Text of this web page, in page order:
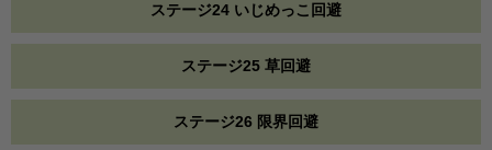
ステージ24 いじめっこ回避
ステージ25 草回避
ステージ26 限界回避